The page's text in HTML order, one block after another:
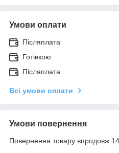
Умови оплати
Післяплата
Готівкою
Післяплата
Всі умови оплати
Умови повернення
Повернення товару впродовж